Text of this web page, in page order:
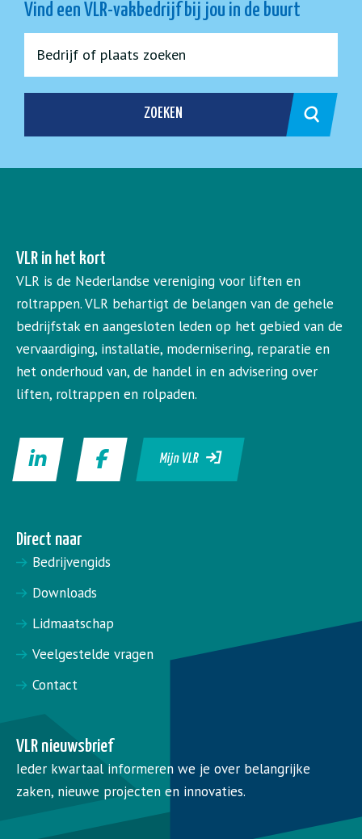
Vind een VLR-vakbedrijf bij jou in de buurt
ZOEKEN
VLR in het kort
VLR is de Nederlandse vereniging voor liften en
roltrappen. VLR behartigt de belangen van de gehele
bedrijfstak en aangesloten leden op het gebied van de
vervaardiging, installatie, modernisering, reparatie en
het onderhoud van, de handel in en advisering over
liften, roltrappen en rolpaden.
Mijn VLR
Direct naar
Bedrijvengids
Downloads
Lidmaatschap
Veelgestelde vragen
Contact
VLR nieuwsbrief
Ieder kwartaal informeren we je over belangrijke
zaken, nieuwe projecten en innovaties.